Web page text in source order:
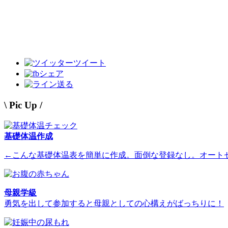
ツイート
シェア
送る
\ Pic Up /
基礎体温作成
←こんな基礎体温表を簡単に作成。面倒な登録なし。オート
母親学級
勇気を出して参加すると母親としての心構えがばっちりに！